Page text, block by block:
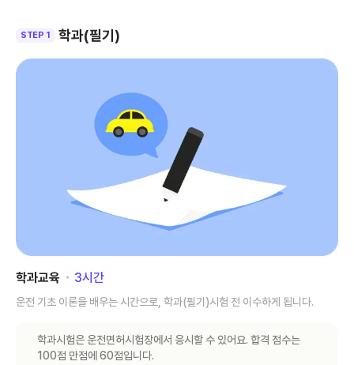
STEP 1 학과(필기)
학과교육 ･ 3시간
운전 기초 이론을 배우는 시간으로, 학과(필기)시험 전 이수하게 됩니다.
학과시험은 운전면허시험장에서 응시할 수 있어요. 합격 점수는
100점 만점에 60점입니다.